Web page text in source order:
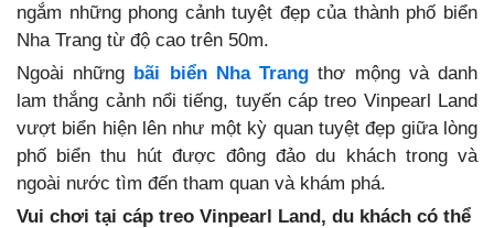
ngắm những phong cảnh tuyệt đẹp của thành phố biển
Nha Trang từ độ cao trên 50m.
Ngoài những bãi biển Nha Trang thơ mộng và danh
lam thắng cảnh nổi tiếng, tuyến cáp treo Vinpearl Land
vượt biển hiện lên như một kỳ quan tuyệt đẹp giữa lòng
phố biển thu hút được đông đảo du khách trong và
ngoài nước tìm đến tham quan và khám phá.
Vui chơi tại cáp treo Vinpearl Land, du khách có thể